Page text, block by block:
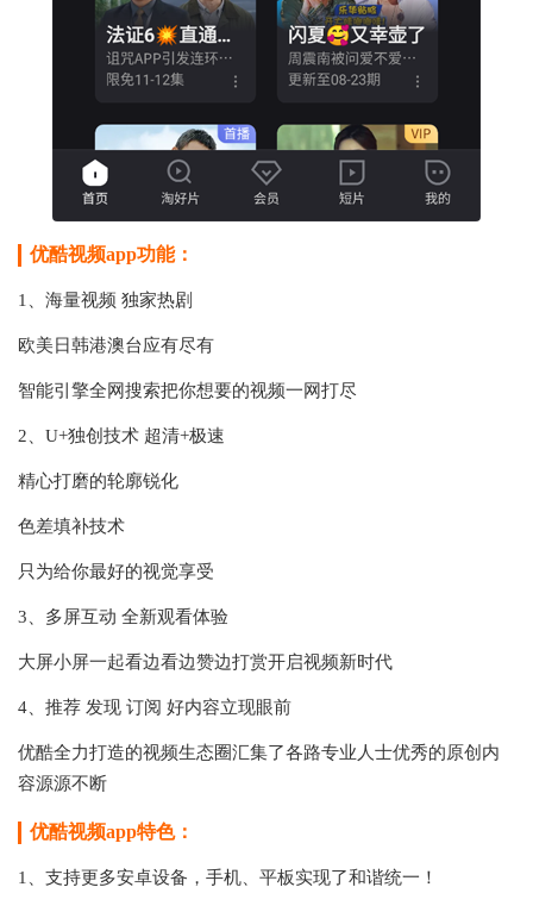
优酷视频app功能：
1、海量视频 独家热剧
欧美日韩港澳台应有尽有
智能引擎全网搜索把你想要的视频一网打尽
2、U+独创技术 超清+极速
精心打磨的轮廓锐化
色差填补技术
只为给你最好的视觉享受
3、多屏互动 全新观看体验
大屏小屏一起看边看边赞边打赏开启视频新时代
4、推荐 发现 订阅 好内容立现眼前
优酷全力打造的视频生态圈汇集了各路专业人士优秀的原创内
容源源不断
优酷视频app特色：
1、支持更多安卓设备，手机、平板实现了和谐统一！